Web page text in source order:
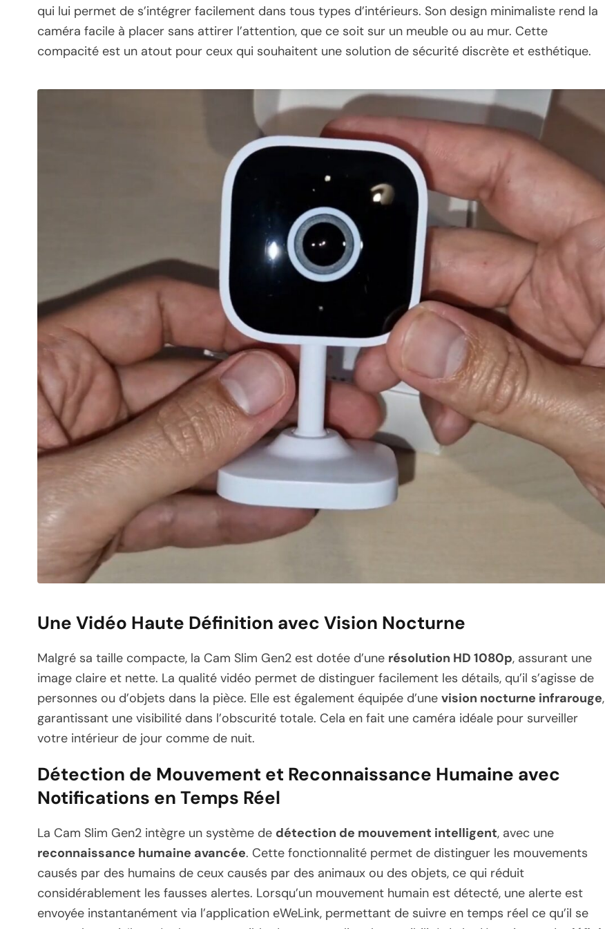
qui lui permet de s’intégrer facilement dans tous types d’intérieurs. Son design minimaliste rend la
caméra facile à placer sans attirer l’attention, que ce soit sur un meuble ou au mur. Cette
compacité est un atout pour ceux qui souhaitent une solution de sécurité discrète et esthétique.
Une Vidéo Haute Définition avec Vision Nocturne
Malgré sa taille compacte, la Cam Slim Gen2 est dotée d’une résolution HD 1080p, assurant une
image claire et nette. La qualité vidéo permet de distinguer facilement les détails, qu’il s’agisse de
personnes ou d’objets dans la pièce. Elle est également équipée d’une vision nocturne infrarouge,
garantissant une visibilité dans l’obscurité totale. Cela en fait une caméra idéale pour surveiller
votre intérieur de jour comme de nuit.
Détection de Mouvement et Reconnaissance Humaine avec
Notifications en Temps Réel
La Cam Slim Gen2 intègre un système de détection de mouvement intelligent, avec une
reconnaissance humaine avancée. Cette fonctionnalité permet de distinguer les mouvements
causés par des humains de ceux causés par des animaux ou des objets, ce qui réduit
considérablement les fausses alertes. Lorsqu’un mouvement humain est détecté, une alerte est
envoyée instantanément via l’application eWeLink, permettant de suivre en temps réel ce qu’il se